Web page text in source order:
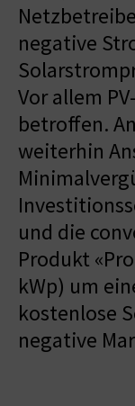
negative
Vor allem
betroffen.
weiterhin
und die
Produkt
kWp) um
kostenlose
negative